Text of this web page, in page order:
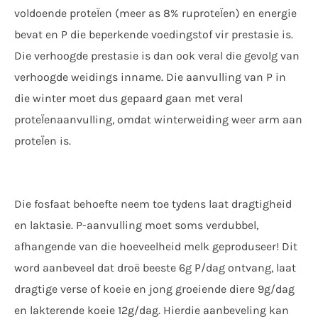
voldoende proteÏen (meer as 8% ruproteÏen) en energie
bevat en P die beperkende voedingstof vir prestasie is.
Die verhoogde prestasie is dan ook veral die gevolg van
verhoogde weidings inname. Die aanvulling van P in
die winter moet dus gepaard gaan met veral
proteÏenaanvulling, omdat winterweiding weer arm aan
proteÏen is.
Die fosfaat behoefte neem toe tydens laat dragtigheid
en laktasie. P-aanvulling moet soms verdubbel,
afhangende van die hoeveelheid melk geproduseer! Dit
word aanbeveel dat droë beeste 6g P/dag ontvang, laat
dragtige verse of koeie en jong groeiende diere 9g/dag
en lakterende koeie 12g/dag. Hierdie aanbeveling kan